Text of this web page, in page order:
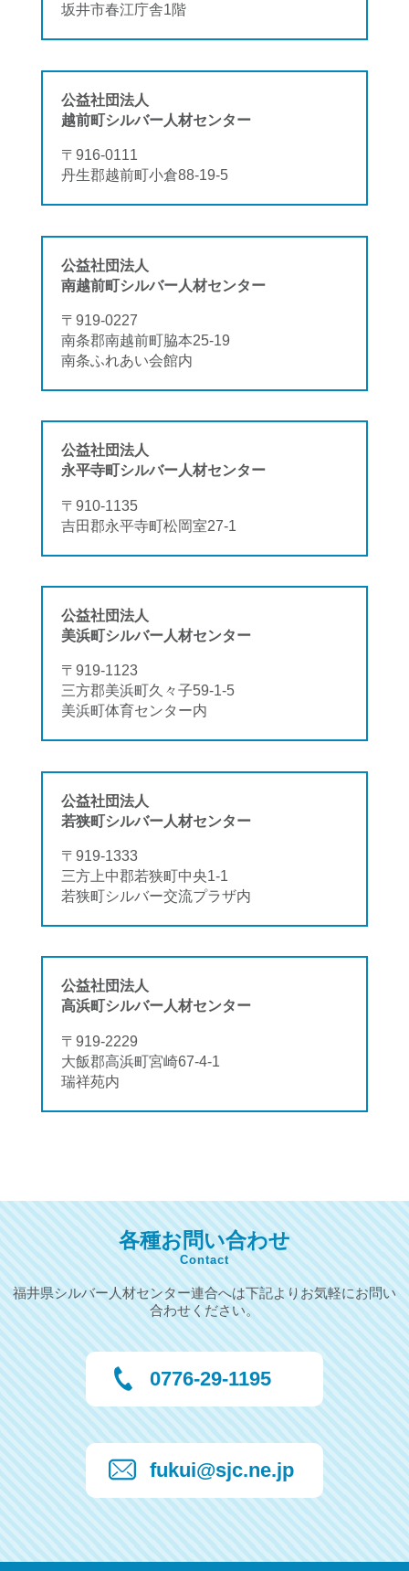
坂井市春江庁舎1階
公益社団法人
越前町シルバー人材センター
〒916-0111
丹生郡越前町小倉88-19-5
公益社団法人
南越前町シルバー人材センター
〒919-0227
南条郡南越前町脇本25-19
南条ふれあい会館内
公益社団法人
永平寺町シルバー人材センター
〒910-1135
吉田郡永平寺町松岡室27-1
公益社団法人
美浜町シルバー人材センター
〒919-1123
三方郡美浜町久々子59-1-5
美浜町体育センター内
公益社団法人
若狭町シルバー人材センター
〒919-1333
三方上中郡若狭町中央1-1
若狭町シルバー交流プラザ内
公益社団法人
高浜町シルバー人材センター
〒919-2229
大飯郡高浜町宮崎67-4-1
瑞祥苑内
各種お問い合わせ
Contact
福井県シルバー人材センター連合へは下記よりお気軽にお問い
合わせください。
0776-29-1195
fukui@sjc.ne.jp